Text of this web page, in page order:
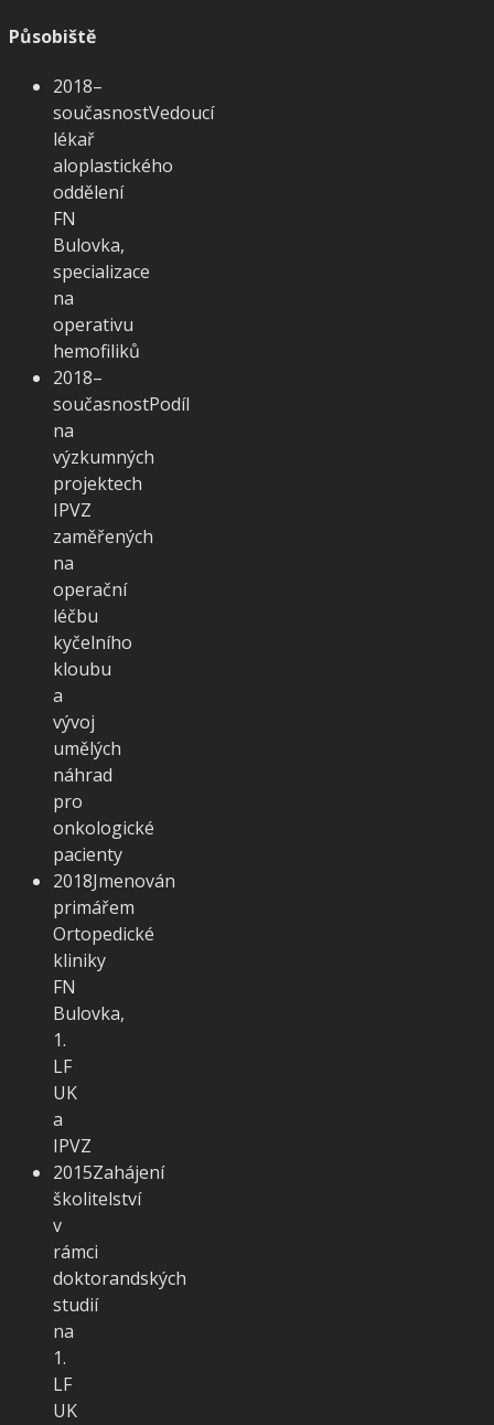
Působiště
2018–
současnostVedoucí
lékař
aloplastického
oddělení
FN
Bulovka,
specializace
na
operativu
hemofiliků
2018–
současnostPodíl
na
výzkumných
projektech
IPVZ
zaměřených
na
operační
léčbu
kyčelního
kloubu
a
vývoj
umělých
náhrad
pro
onkologické
pacienty
2018Jmenován
primářem
Ortopedické
kliniky
FN
Bulovka,
1.
LF
UK
a
IPVZ
2015Zahájení
školitelství
v
rámci
doktorandských
studií
na
1.
LF
UK